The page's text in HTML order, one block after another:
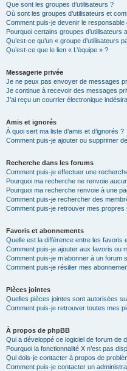
Que sont les groupes d’utilisateurs ?
Où sont les groupes d’utilisateurs et
Comment puis-je devenir le responsable
Pourquoi certains groupes
Qu’est-ce qu’un « groupe d’utilisateurs
Qu’est-ce que le lien « L’équipe » ?
Messagerie privée
Je ne peux pas envoyer de messages
Je continue à recevoir des messages
J’ai reçu un courrier électronique
Amis et ignorés
À quoi sert ma liste d’amis et d’ignorés ?
Comment puis-je ajouter ou supprimer
Recherche dans les forums
Comment puis-je effectuer une
Pourquoi ma recherche ne renvoie
Pourquoi ma recherche renvoie à une
Comment puis-je rechercher des
Comment puis-je retrouver mes
Favoris et abonnements
Quelle est la différence entre les favoris
Comment puis-je ajouter aux favoris ou
Comment puis-je m’abonner à un forum
Comment puis-je résilier mes
Pièces jointes
Quelles pièces jointes sont autorisées
Comment puis-je retrouver toutes mes
À propos de phpBB
Qui a développé ce logiciel de forum de
Pourquoi la fonctionnalité X n’est pas
Qui dois-je contacter à propos de
Comment puis-je contacter un